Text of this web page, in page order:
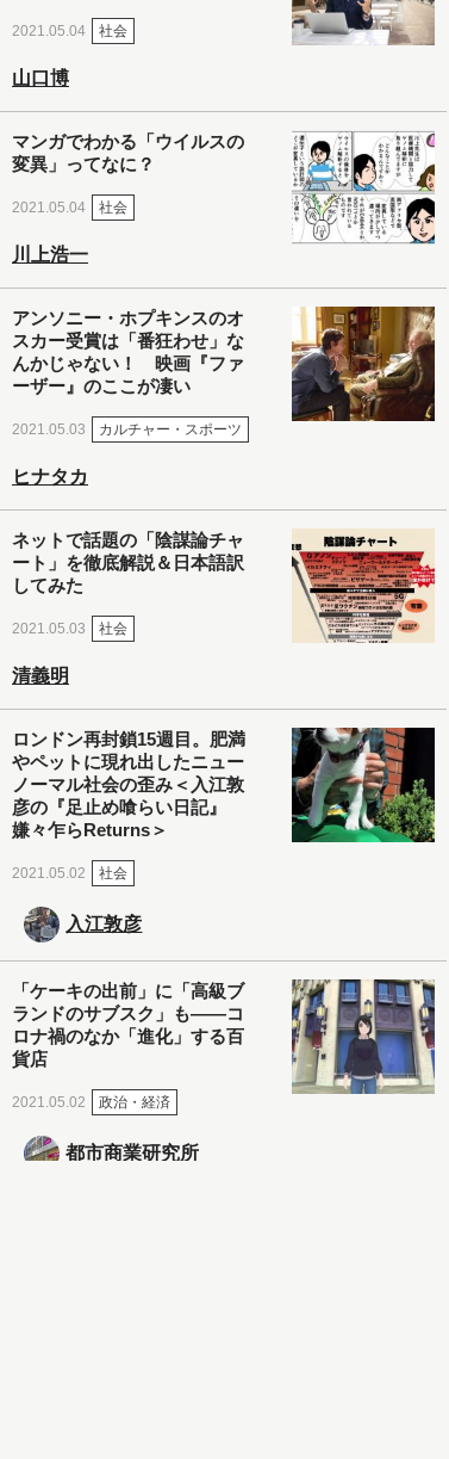
2021.05.04 社会
山口博
マンガでわかる「ウイルスの
変異」ってなに？
2021.05.04 社会
川上浩一
アンソニー・ホプキンスのオ
スカー受賞は「番狂わせ」な
んかじゃない！ 映画『ファ
ーザー』のここが凄い
2021.05.03 カルチャー・スポーツ
ヒナタカ
ネットで話題の「陰謀論チャ
ート」を徹底解説＆日本語訳
してみた
2021.05.03 社会
清義明
ロンドン再封鎖15週目。肥満
やペットに現れ出したニュー
ノーマル社会の歪み＜入江敦
彦の『足止め喰らい日記』
嫌々乍らReturns＞
2021.05.02 社会
入江敦彦
「ケーキの出前」に「高級ブ
ランドのサブスク」も――コ
ロナ禍のなか「進化」する百
貨店
2021.05.02 政治・経済
都市商業研究所